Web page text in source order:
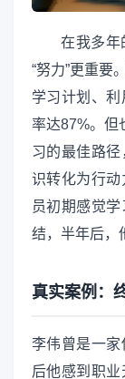
在我多年
“努力”更重要
学习计划、
率达87%。但
习的最佳路
识转化为行
员初期感觉
结，半年后，
真实案例：
李伟曾是一
后他感到职